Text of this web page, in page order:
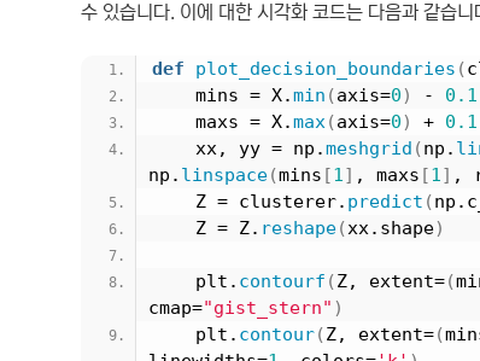
수 있습니다. 이에 대한 시각화 코드는 다음과 같습니
def plot_decision_boundaries (
    mins = X.
min (axis=0) - 0.1
    maxs = X.
max(axis=0) + 0.1
    xx, yy = np.
meshgrid (np.
np. linspace(mins [1] , maxs [1] ,
    Z = clusterer.
predict (np.c_
    Z = Z.
reshape(xx.shape)
    plt.
contourf (Z, extent=(
cmap="gist_stern" )
    plt.
contour(Z, extent=(